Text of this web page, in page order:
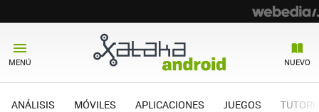
MENÚ NUEVO
ANÁLISIS MÓVILES APLICACIONES JUEGOS